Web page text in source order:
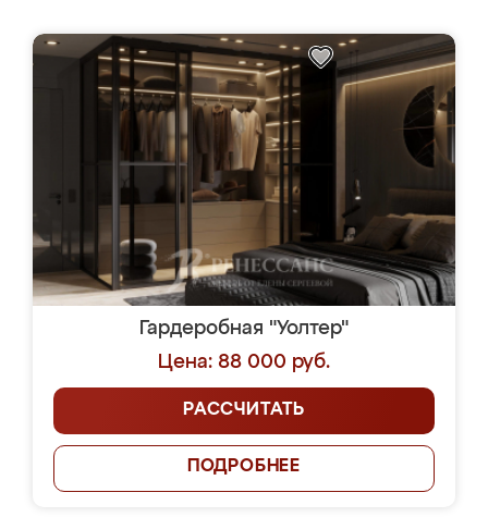
Гардеробная "Уолтер"
Цена: 88 000 руб.
РАССЧИТАТЬ
ПОДРОБНЕЕ